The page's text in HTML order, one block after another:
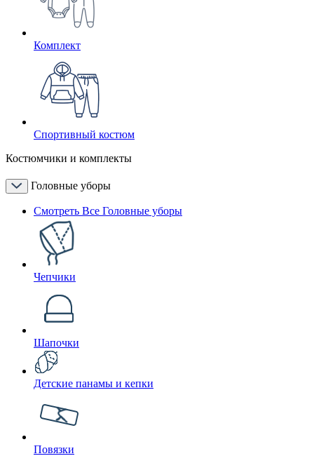
Комплект
Спортивный костюм
Костюмчики и комплекты
Головные уборы
Смотреть Все Головные уборы
Чепчики
Шапочки
Детские панамы и кепки
Повязки